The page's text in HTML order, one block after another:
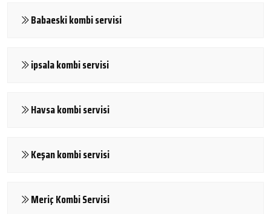
Babaeski kombi servisi
ipsala kombi servisi
Havsa kombi servisi
Keşan kombi servisi
Meriç Kombi Servisi